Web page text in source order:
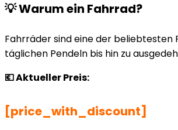
💡 Warum ein Fahrrad?
Fahrräder sind eine der beliebtesten
täglichen Pendeln bis hin zu
💶 Aktueller Preis:
[price_with_discount]